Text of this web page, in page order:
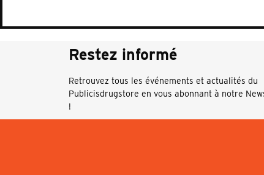
Restez informé
Retrouvez tous les événements et actualités du
Publicisdrugstore en vous abonnant à notre
!